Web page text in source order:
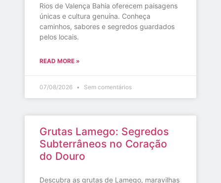
Rios de Valença Bahia oferecem paisagens
únicas e cultura genuína. Conheça
caminhos, sabores e segredos guardados
pelos locais.
READ MORE »
07/08/2026 Sem comentários
Grutas Lamego: Segredos
Subterrâneos no Coração
do Douro
Descubra as grutas de Lamego, maravilhas